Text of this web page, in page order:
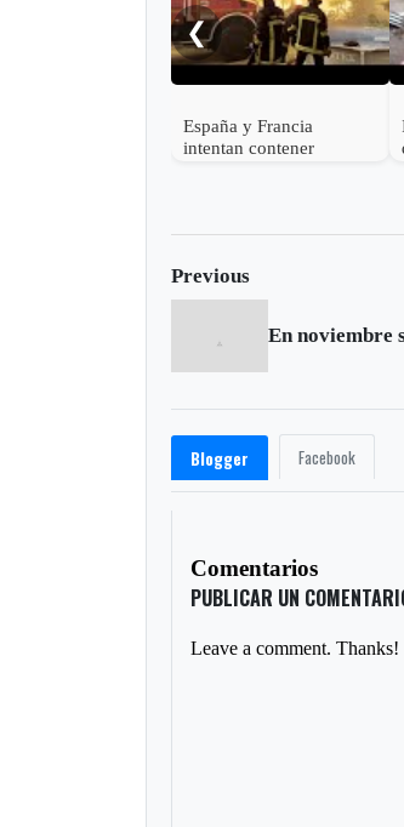
❮
España y Francia
intentan contener
evacúan
Previous
Blogger Facebook
Comentarios
PUBLICAR UN
Leave a comment. Thanks!